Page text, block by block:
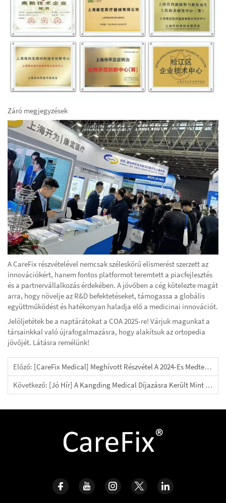
Záró megjegyzések
A CareFix részvételével nemcsak széleskörű elismerést szerzett az
innovációkért, hanem fontos platformot teremtett a piacfejlesztés
és a partnervállalkozás érdekében. A jövőben a cég kötelezte magát
arra, hogy növelje az R&D befektetéseket, támogassa a globális
együttműködést és hatékonyan haladja elő a medicinai innovációt.
Jelöljetétek be a naptárátokat a COA 2025-re! Várjuk magunkat a
társainkkal való újrafogalmazásra, hogy alakítsuk az ortopedia
jövőjét. Látásra remélünk!
Előző: [CareFix Medical] Meghívott Részvétel A 2024-Es Medtec Láncinnovációs Kiállításon
Következő: [Jó Hír] A Kangding Medical Díjazásra Került Mint „Jiángsze Dél-Déli Háromszög Kerület Ajánlott Belső Orvosi Fogyasztási Termék”